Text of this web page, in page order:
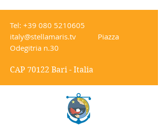
Tel: +39 080 5210605
italy@stellamaris.tv Piazza
Odegitria n.30
CAP 70122 Bari - Italia